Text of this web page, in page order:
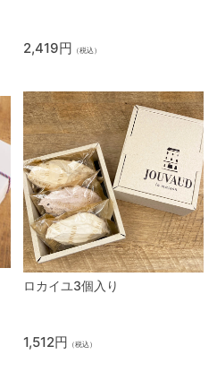
2,419円 （税込）
ロカイユ3個入り
1,512円 （税込）